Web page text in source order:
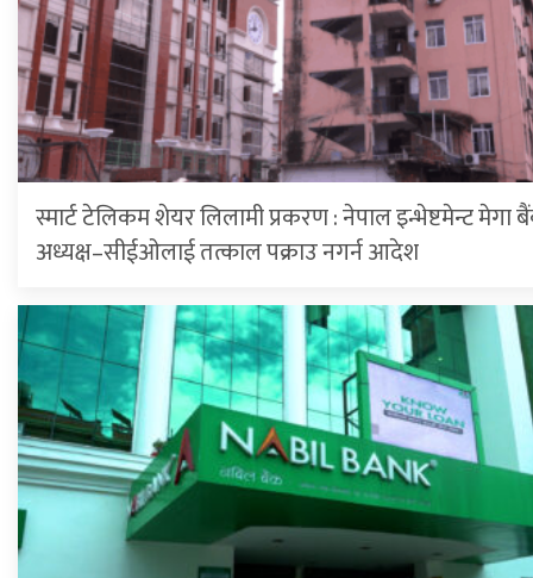
स्मार्ट टेलिकम शेयर लिलामी प्रकरण : नेपाल इन्भेष्टमेन्ट मेगा
अध्यक्ष–सीईओलाई तत्काल पक्राउ नगर्न आदेश